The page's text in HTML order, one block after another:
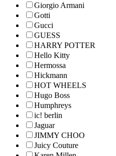
Giorgio Armani
Gotti
Gucci
GUESS
HARRY POTTER
Hello Kitty
Hermossa
Hickmann
HOT WHEELS
Hugo Boss
Humphreys
ic! berlin
Jaguar
JIMMY CHOO
Juicy Couture